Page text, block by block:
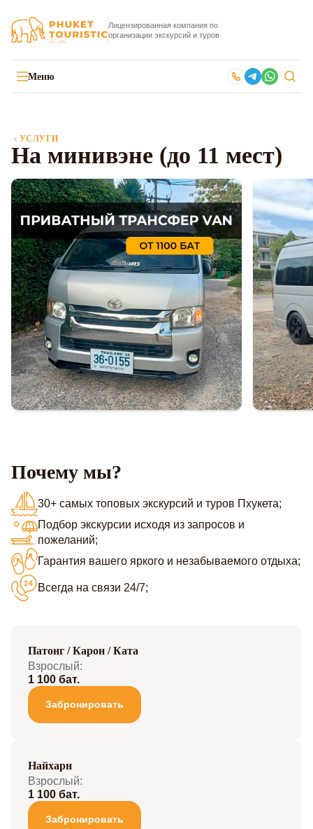
Лицензированная компания по
организации экскурсий и туров
Меню
УСЛУГИ
На минивэне (до 11 мест)
Почему мы?
30+ самых топовых экскурсий и туров Пхукета;
Подбор экскурсии исходя из запросов и
пожеланий;
Гарантия вашего яркого и незабываемого отдыха;
Всегда на связи 24/7;
Патонг / Карон / Ката
Взрослый:
1 100 бат.
Забронировать
Найхарн
Взрослый:
1 100 бат.
Забронировать